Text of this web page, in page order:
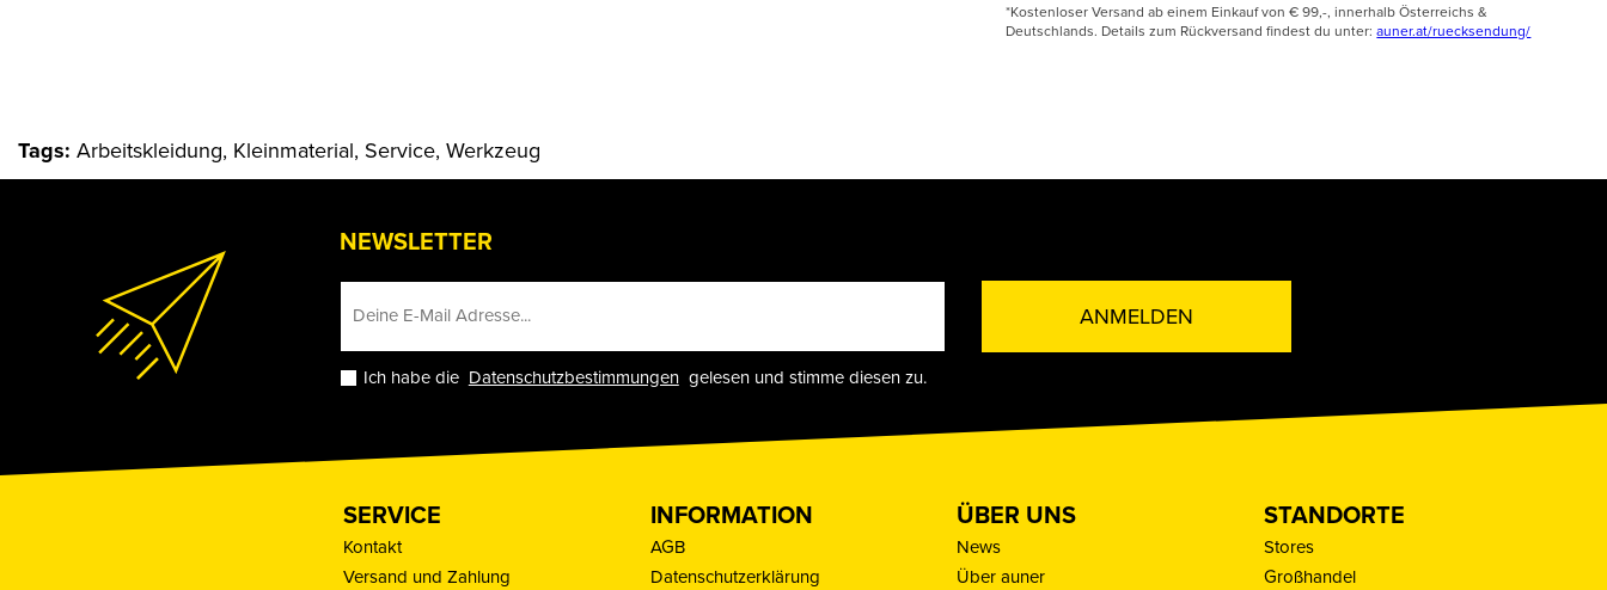
*Kostenloser Versand ab einem Einkauf von € 99,-, innerhalb Österreichs &
Deutschlands. Details zum Rückversand findest du unter:auner.at/ruecksendung/
Tags: Arbeitskleidung, Kleinmaterial, Service, Werkzeug
NEWSLETTER
Ich habe die Datenschutzbestimmungengelesen und stimme diesen zu.
ANMELDEN
SERVICE
Kontakt
Versand und Zahlung
INFORMATION
AGB
Datenschutzerklärung
ÜBER UNS
News
Über auner
STANDORTE
Stores
Großhandel